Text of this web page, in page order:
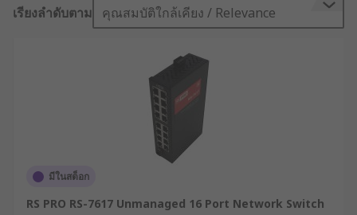
สื่อสารข้อมูลที่รวดเร็ว ปลอดภัย และไร้รอยต่อ เพื่อให้
เครื่องจักร เซ็นเซอร์ และระบบควบคุมสามารถทำงาน
หัวใจหลักในสถาปัตยกรรมนี้คือ “เน็ตเวิร์กสวิตซ์” ซึ่งทำ
หน้าที่ส่งต่อข้อมูลภายในเครือข่ายได้อย่างเสถียรและ
โดยที่ RS เรามุ่งมั่นนำเสนอโซลูชันเน็ตเวิร์กสวิตซ์เกรด
พรีเมียมที่ผ่านการรับรองมาตรฐานระดับสากล เพื่อ
ตอบโจทย์วิศวกรระบบและฝ่ายจัดซื้อที่กำลังมอง
หาความเสถียรสูงสุดให้แก่โรงงานของตน
เรียงลำดับตาม คุณสมบัติใกล้เคียง / Relevance
มีในสต็อก
RS PRO RS-7617 Unmanaged 16 Port Network Switch